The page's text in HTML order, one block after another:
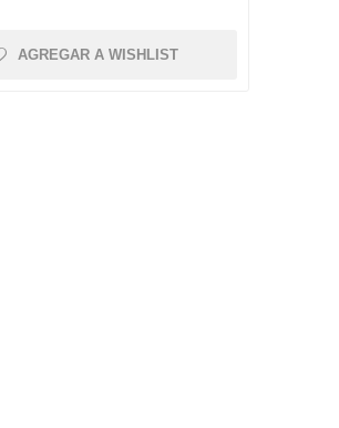
AGREGAR A WISHLIST